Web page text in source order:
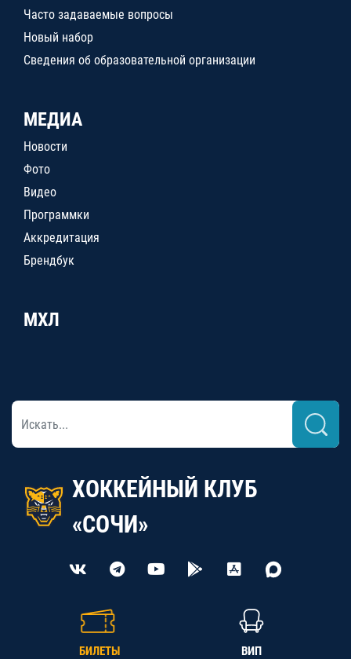
Часто задаваемые вопросы
Новый набор
Сведения об образовательной организации
МЕДИА
Новости
Фото
Видео
Программки
Аккредитация
Брендбук
МХЛ
ХОККЕЙНЫЙ КЛУБ
«СОЧИ»
БИЛЕТЫ ВИП